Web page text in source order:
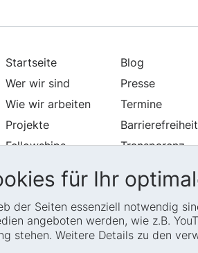
für Ihr
der Seiten essenziell notwendig
angeboten werden, wie z.B.
stehen. Weitere Details zu den
Startseite
Wer wir sind
Wie wir arbeiten
Projekte
Fellowships
Blog
Presse
Termine
Barrierefreiheit
Transparenz